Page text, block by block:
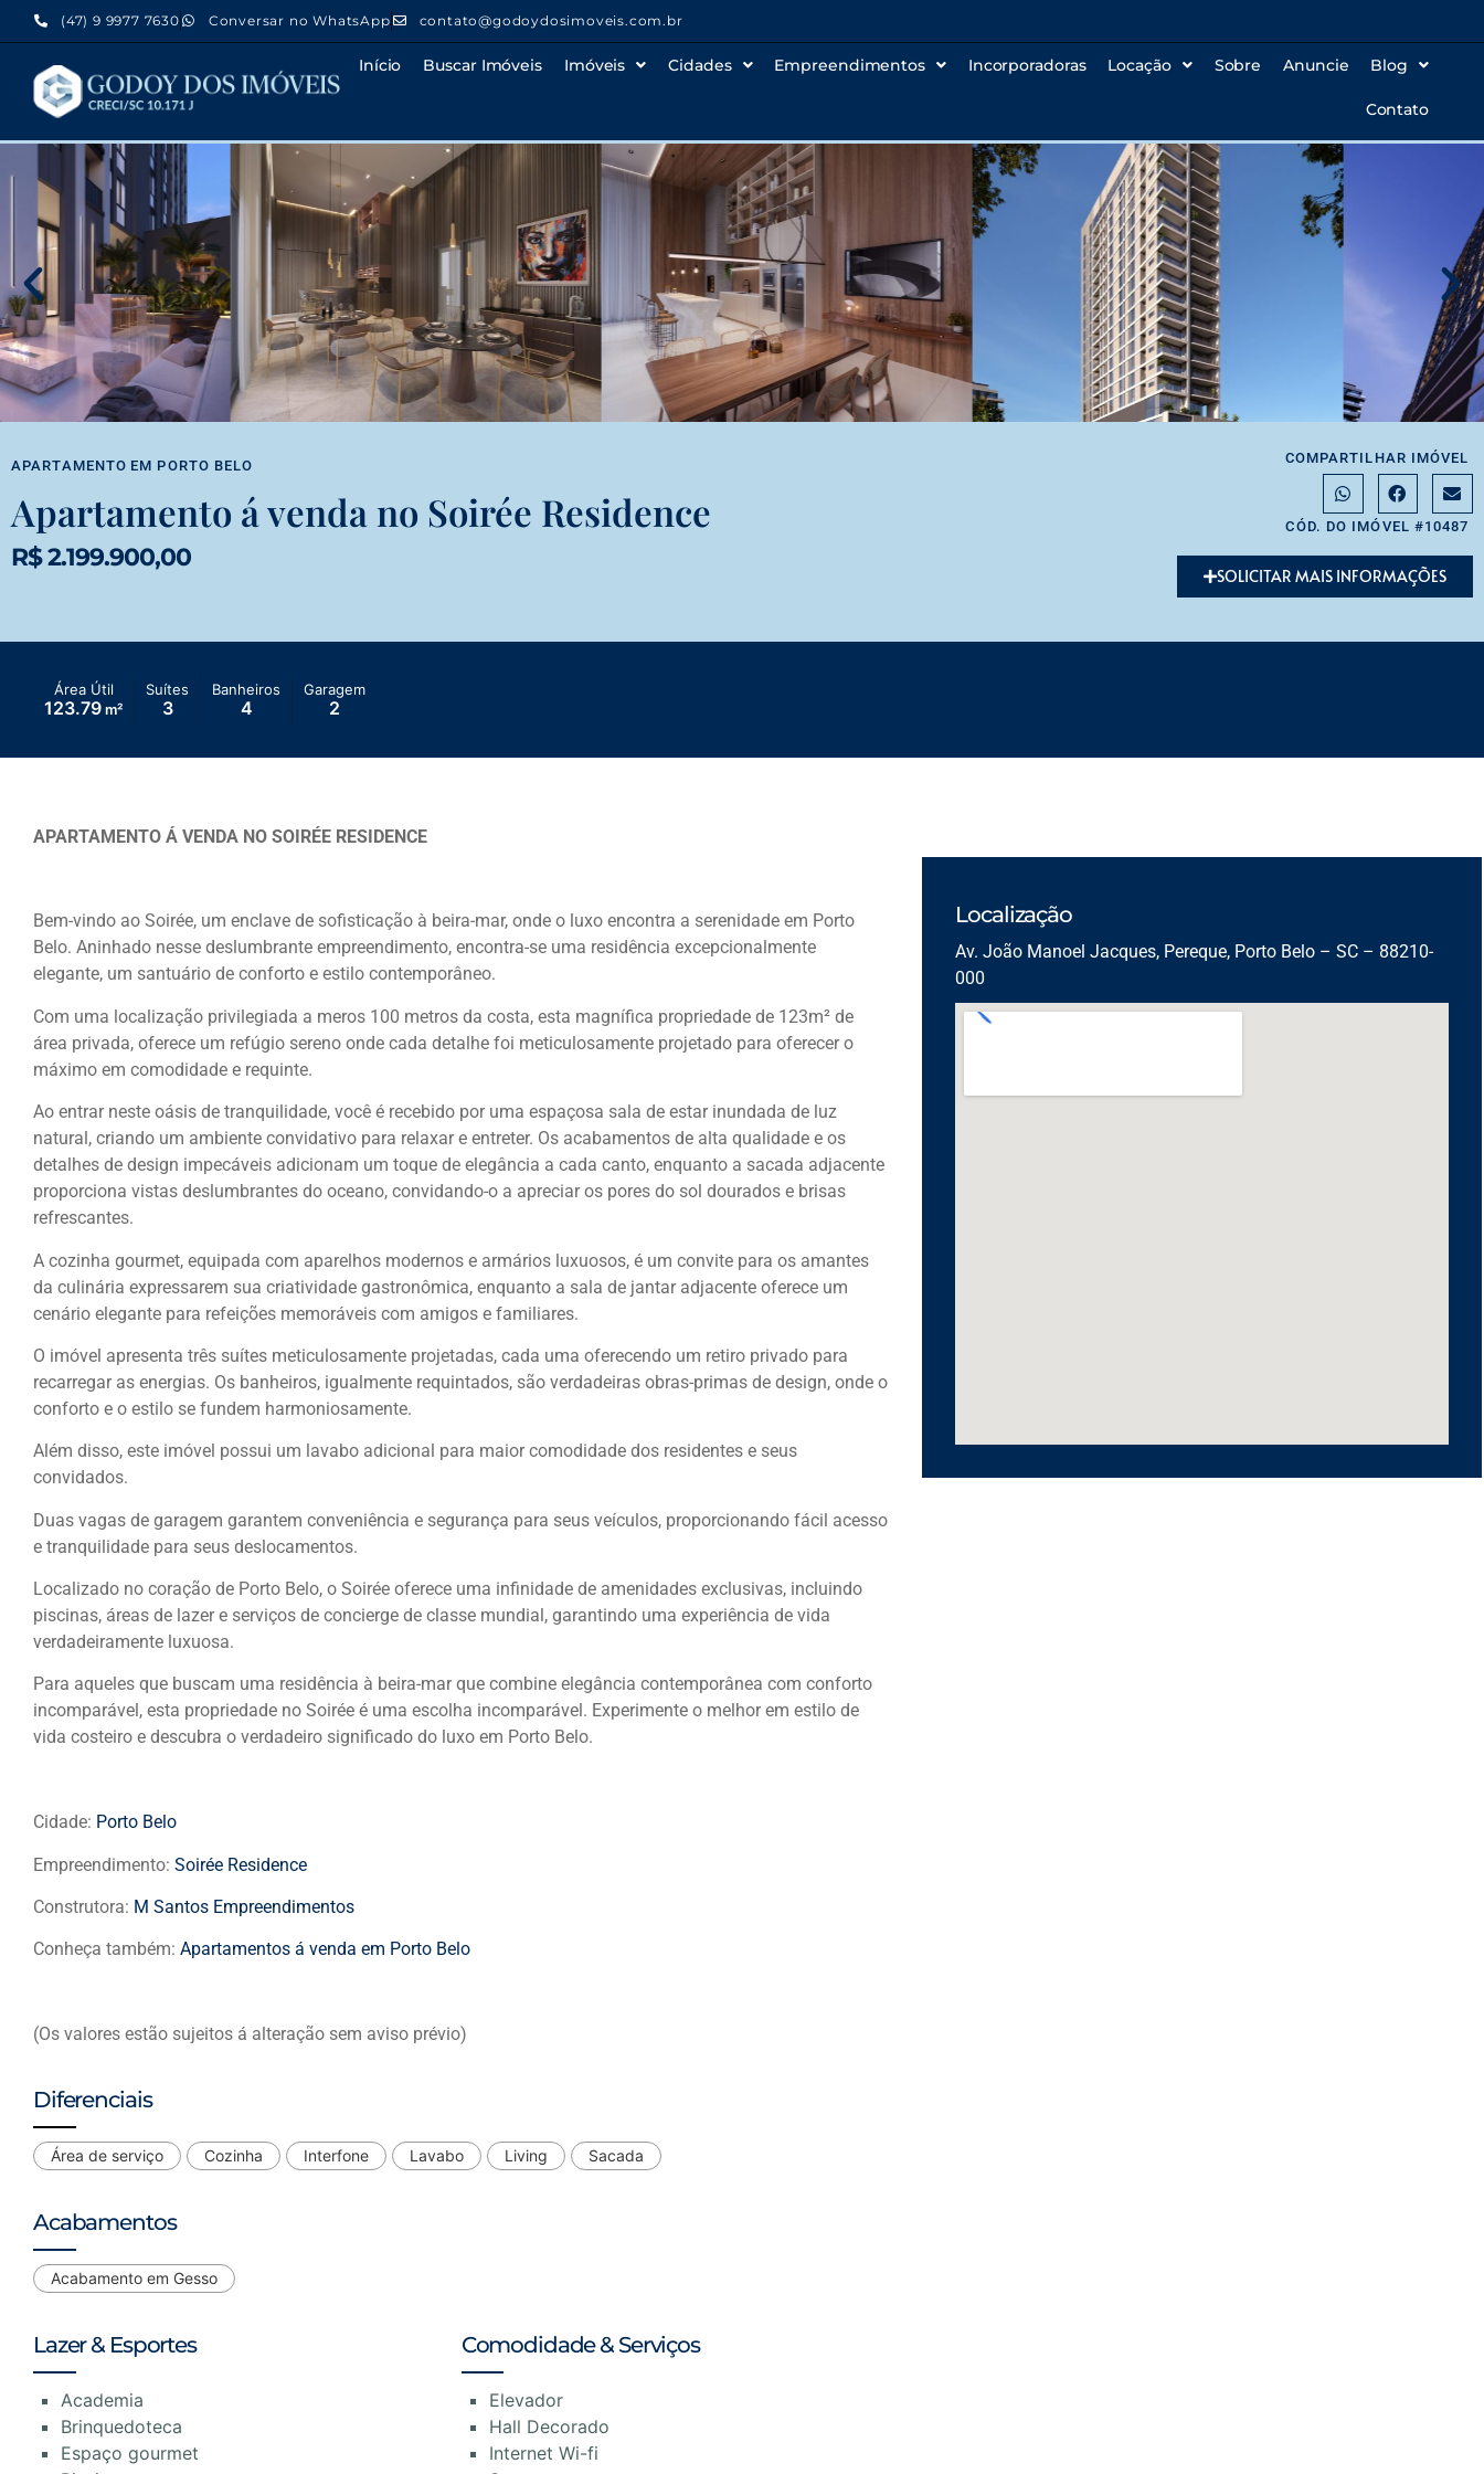
(47) 9 9977 7630 Conversar no WhatsApp contato@godoydosimoveis.com.br
Início Buscar Imóveis Imóveis Cidades Empreendimentos Incorporadoras Locação Sobre Anuncie Blog
Contato
APARTAMENTO EM PORTO BELO
Apartamento á venda no Soirée Residence
R$ 2.199.900,00
COMPARTILHAR IMÓVEL
CÓD. DO IMÓVEL #10487
SOLICITAR MAIS INFORMAÇÕES
Área Útil
123.79 m²
Suítes
3
Banheiros
4
Garagem
2
APARTAMENTO Á VENDA NO SOIRÉE RESIDENCE
Bem-vindo ao Soirée, um enclave de sofisticação à beira-mar, onde o luxo encontra a serenidade em Porto
Belo. Aninhado nesse deslumbrante empreendimento, encontra-se uma residência excepcionalmente
elegante, um santuário de conforto e estilo contemporâneo.
Com uma localização privilegiada a meros 100 metros da costa, esta magnífica propriedade de 123m² de
área privada, oferece um refúgio sereno onde cada detalhe foi meticulosamente projetado para oferecer o
máximo em comodidade e requinte.
Ao entrar neste oásis de tranquilidade, você é recebido por uma espaçosa sala de estar inundada de luz
natural, criando um ambiente convidativo para relaxar e entreter. Os acabamentos de alta qualidade e os
detalhes de design impecáveis ​​adicionam um toque de elegância a cada canto, enquanto a sacada adjacente
proporciona vistas deslumbrantes do oceano, convidando-o a apreciar os pores do sol dourados e brisas
refrescantes.
A cozinha gourmet, equipada com aparelhos modernos e armários luxuosos, é um convite para os amantes
da culinária expressarem sua criatividade gastronômica, enquanto a sala de jantar adjacente oferece um
cenário elegante para refeições memoráveis com amigos e familiares.
O imóvel apresenta três suítes meticulosamente projetadas, cada uma oferecendo um retiro privado para
recarregar as energias. Os banheiros, igualmente requintados, são verdadeiras obras-primas de design, onde o
conforto e o estilo se fundem harmoniosamente.
Além disso, este imóvel possui um lavabo adicional para maior comodidade dos residentes e seus
convidados.
Duas vagas de garagem garantem conveniência e segurança para seus veículos, proporcionando fácil acesso
e tranquilidade para seus deslocamentos.
Localizado no coração de Porto Belo, o Soirée oferece uma infinidade de amenidades exclusivas, incluindo
piscinas, áreas de lazer e serviços de concierge de classe mundial, garantindo uma experiência de vida
verdadeiramente luxuosa.
Para aqueles que buscam uma residência à beira-mar que combine elegância contemporânea com conforto
incomparável, esta propriedade no Soirée é uma escolha incomparável. Experimente o melhor em estilo de
vida costeiro e descubra o verdadeiro significado do luxo em Porto Belo.
Cidade: Porto Belo
Empreendimento: Soirée Residence
Construtora: M Santos Empreendimentos
Conheça também: Apartamentos á venda em Porto Belo
(Os valores estão sujeitos á alteração sem aviso prévio)
Diferenciais
Área de serviço Cozinha Interfone Lavabo Living Sacada
Acabamentos
Acabamento em Gesso
Lazer & Esportes
Academia
Brinquedoteca
Espaço gourmet
Comodidade & Serviços
Elevador
Hall Decorado
Internet Wi-fi
Localização
Av. João Manoel Jacques, Pereque, Porto Belo – SC – 88210-
000